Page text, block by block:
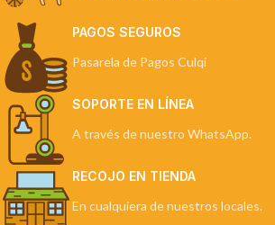
PAGOS SEGUROS
Pasarela de Pagos Culqi
SOPORTE EN LÍNEA
A través de nuestro WhatsApp.
RECOJO EN TIENDA
En cualquiera de nuestros locales.